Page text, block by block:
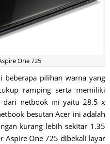
One 725
pilihan warna yang
ramping serta memiliki
dari netbook ini yaitu 28.5 x
besutan Acer ini adalah
kurang lebih sekitar 1.35
Aspire One 725 dibekali layar